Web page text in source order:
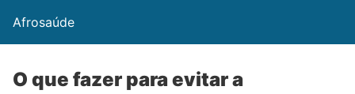
Afrosaúde
O que fazer para evitar a